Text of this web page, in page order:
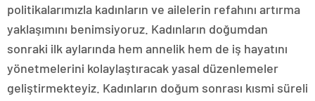
politikalarımızla kadınların ve ailelerin refahını artırma
yaklaşımını benimsiyoruz. Kadınların doğumdan
sonraki ilk aylarında hem annelik hem de iş hayatını
yönetmelerini kolaylaştıracak yasal düzenlemeler
geliştirmekteyiz. Kadınların doğum sonrası kısmi süreli